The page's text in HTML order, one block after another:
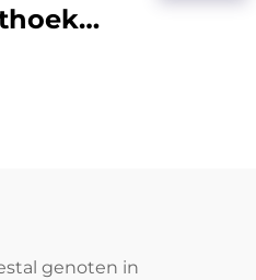
genoten in